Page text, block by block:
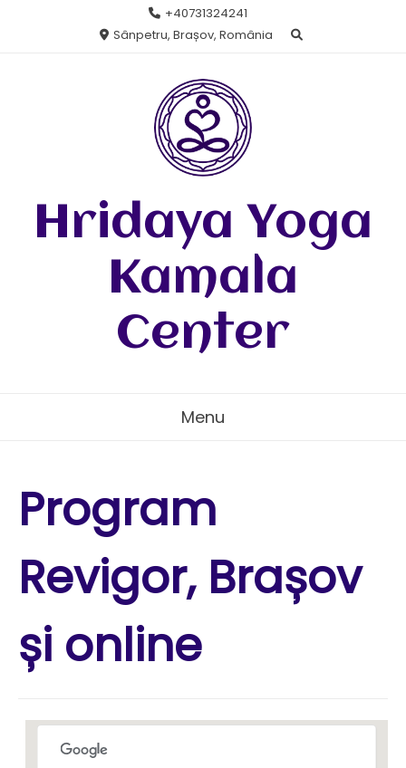
+40731324241
Sânpetru, Brașov, România
Hridaya Yoga
Kamala
Center
Menu
Program
Revigor, Brașov
și online